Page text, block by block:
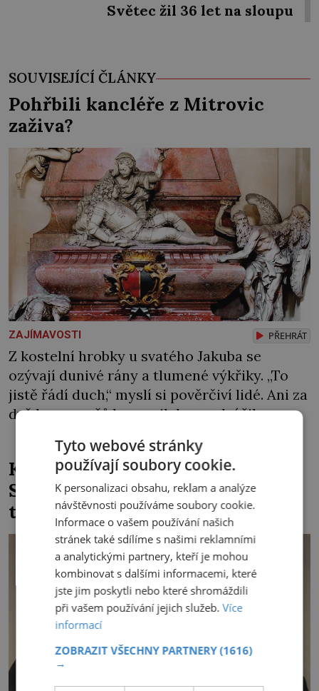
Světec žil 36 let na sloupu
SOUVISEJÍCÍ ČLÁNKY
Pohřbili kancléře z Mitrovic
zaživa?
ZAJÍMAVOSTI PŘEHRÁT
Z kostelní hrobky u svatého Jakuba se
ozývají dunivé rány a tlumené výkřiky. „To
jistě řádí duch,“ myslí si pověrčiví lidé. Ani za
dvě kopy grošů by se nikdo neodvážil
raději jen skrápí svěcenou vodou. Za několik
dní divné burácení skutečně ustane. Když o
mnoho let později hrobku […]
Kněz Bohuslav Burian: Metody
StB byly horší než gestapácké
trýznění
Tyto webové stránky
používají soubory cookie.
K personalizaci obsahu, reklam a analýze
návštěvnosti používáme soubory cookie.
Informace o vašem používání našich
stránek také sdílíme s našimi reklamními
a analytickými partnery, kteří je mohou
kombinovat s dalšími informacemi, které
jste jim poskytli nebo které shromáždili
při vašem používání jejich služeb.Více
informací
ZOBRAZIT VŠECHNY PARTNERY(1616)
→